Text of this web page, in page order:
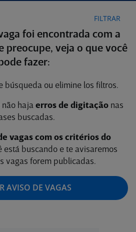
FILTRAR
foi encontrada com a
preocupe, veja o que você
fazer:
búsqueda ou elimine los filtros.
haja erros de digitação nas
buscadas.
vagas com os critérios do
está buscando e te avisaremos
vagas forem publicadas.
AVISO DE VAGAS